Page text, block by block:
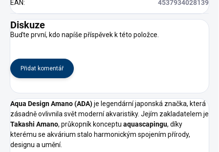
EAN: 4537934028139
Diskuze
Buďte první, kdo napíše příspěvek k této položce.
Přidat komentář
Aqua Design Amano (ADA)je legendární japonská značka, která
zásadně ovlivnila svět moderní akvaristiky. Jejím zakladatelem je
Takashi Amano, průkopník konceptu aquascapingu, díky
kterému se akvárium stalo harmonickým spojením přírody,
designu a umění.